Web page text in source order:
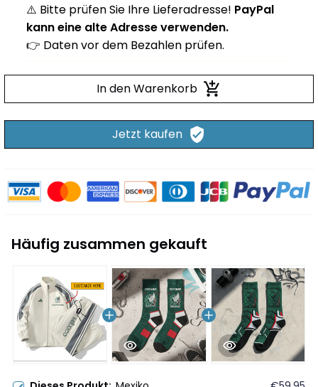
⚠️ Bitte prüfen Sie Ihre Lieferadresse! PayPal
kann eine alte Adresse verwenden.
👉 Daten vor dem Bezahlen prüfen.
In den Warenkorb
Jetzt kaufen
Häufig zusammen gekauft